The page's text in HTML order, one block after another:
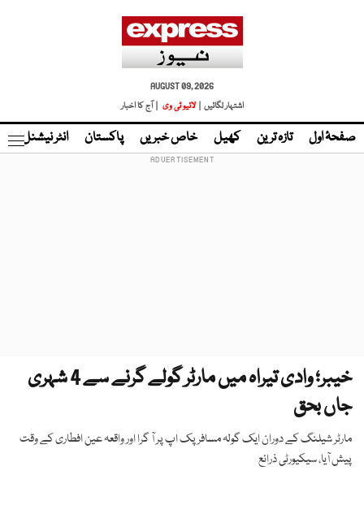
AUGUST 09, 2026
اشتہار لگائیں |
لائیو ٹی وی | آج کا اخبار
صفحۂ اول تازہ ترین کھیل خاص خبریں پاکستان انٹر نیشنل
خیبر؛ وادی تیراہ میں مارٹر گولے گرنے سے 4 شہری
جاں بحق
مارٹر شیلنگ کے دوران ایک گولہ مسافر پک اپ پر آ گرا اور واقعہ عین افطاری کے وقت
پیش آیا، سیکیورٹی ذرائع